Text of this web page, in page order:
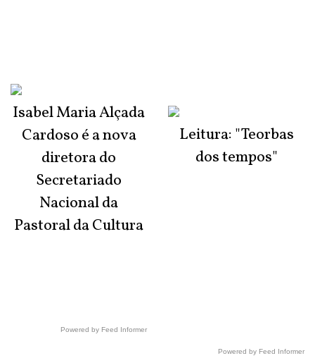
Isabel Maria Alçada
Cardoso é a nova
diretora do
Secretariado
Nacional da
Pastoral da Cultura
Powered by Feed Informer
Leitura: "Teorbas
dos tempos"
Powered by Feed Informer